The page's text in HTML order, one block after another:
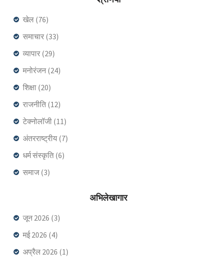
खेल (76)
समाचार (33)
व्यापार (29)
मनोरंजन(24)
शिक्षा (20)
राजनीति (12)
टेक्नोलॉजी (11)
अंतरराष्ट्रीय (7)
धर्म संस्कृति (6)
समाज(3)
अभिलेखागार
जून 2026 (3)
मई 2026 (4)
अप्रैल 2026 (1)